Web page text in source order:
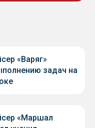
«Варяг»
задач на
«Маршал